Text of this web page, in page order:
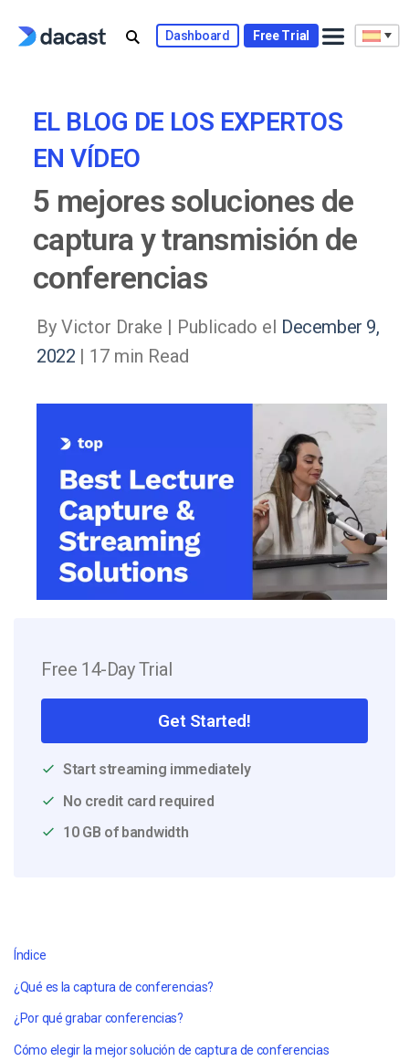
Dashboard Free Trial
EL BLOG DE LOS EXPERTOS
EN VÍDEO
5 mejores soluciones de
captura y transmisión de
conferencias
By Victor Drake | Publicado el December 9,
2022 | 17 min Read
Free 14-Day Trial
Get Started!
Start streaming immediately
No credit card required
10 GB of bandwidth
Índice
¿Qué es la captura de conferencias?
¿Por qué grabar conferencias?
Cómo elegir la mejor solución de captura de conferencias